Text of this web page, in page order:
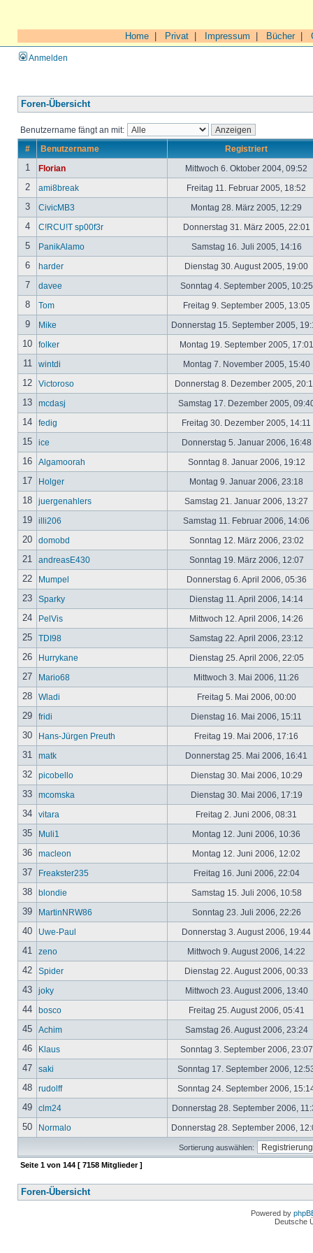
Home Privat Impressum Bücher|
Anmelden
Foren-Übersicht
Benutzername fängt an mit:
# Benutzername Registriert
1 Florian Mittwoch 6. Oktober 2004, 09:52
2 ami8break Freitag 11. Februar 2005, 18:52
3 CivicMB3 Montag 28. März 2005, 12:29
4 C!RCU!T sp00f3r Donnerstag 31. März 2005, 22:01
5 PanikAlamo Samstag 16. Juli 2005, 14:16
6 harder Dienstag 30. August 2005, 19:00
7 davee Sonntag 4. September 2005,
8 Tom Freitag 9. September 2005, 13:05
9 Mike Donnerstag 15. September 2005,
10 folker Montag 19. September 2005,
11 wintdi Montag 7. November 2005, 15:40
12 Victoroso Donnerstag 8. Dezember 2005,
13 mcdasj Samstag 17. Dezember 2005,
14 fedig Freitag 30. Dezember 2005, 14:11
15 ice Donnerstag 5. Januar 2006, 16:48
16 Algamoorah Sonntag 8. Januar 2006, 19:12
17 Holger Montag 9. Januar 2006, 23:18
18 juergenahlers Samstag 21. Januar 2006, 13:27
19 illi206 Samstag 11. Februar 2006, 14:06
20 domobd Sonntag 12. März 2006, 23:02
21 andreasE430 Sonntag 19. März 2006, 12:07
22 Mumpel Donnerstag 6. April 2006, 05:36
23 Sparky Dienstag 11. April 2006, 14:14
24 PelVis Mittwoch 12. April 2006, 14:26
25 TDI98 Samstag 22. April 2006, 23:12
26 Hurrykane Dienstag 25. April 2006, 22:05
27 Mario68 Mittwoch 3. Mai 2006, 11:26
28 Wladi Freitag 5. Mai 2006, 00:00
29 fridi Dienstag 16. Mai 2006, 15:11
30 Hans-Jürgen Preuth Freitag 19. Mai 2006, 17:16
31 matk Donnerstag 25. Mai 2006, 16:41
32 picobello Dienstag 30. Mai 2006, 10:29
33 mcomska Dienstag 30. Mai 2006, 17:19
34 vitara Freitag 2. Juni 2006, 08:31
35 Muli1 Montag 12. Juni 2006, 10:36
36 macleon Montag 12. Juni 2006, 12:02
37 Freakster235 Freitag 16. Juni 2006, 22:04
38 blondie Samstag 15. Juli 2006, 10:58
39 MartinNRW86 Sonntag 23. Juli 2006, 22:26
40 Uwe-Paul Donnerstag 3. August 2006, 19:44
41 zeno Mittwoch 9. August 2006, 14:22
42 Spider Dienstag 22. August 2006, 00:33
43 joky Mittwoch 23. August 2006, 13:40
44 bosco Freitag 25. August 2006, 05:41
45 Achim Samstag 26. August 2006, 23:24
46 Klaus Sonntag 3. September 2006,
47 saki Sonntag 17. September 2006,
48 rudolff Sonntag 24. September 2006,
49 clm24 Donnerstag 28. September 2006,
50 Normalo Donnerstag 28. September 2006,
Sortierung auswählen:
Seite 1 von 144 [ 7158 Mitglieder ]
Foren-Übersicht
Powered by
Deutsche